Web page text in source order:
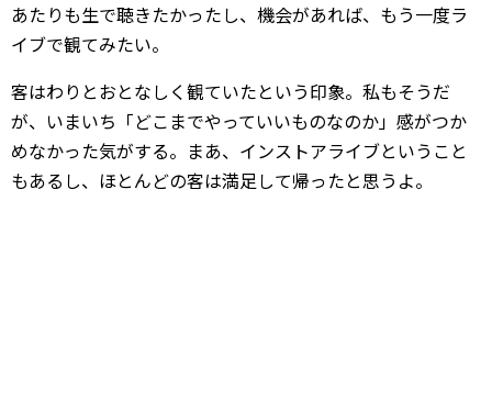
あたりも生で聴きたかったし、機会があれば、もう一度ラ
イブで観てみたい。
客はわりとおとなしく観ていたという印象。私もそうだ
が、いまいち「どこまでやっていいものなのか」感がつか
めなかった気がする。まあ、インストアライブということ
もあるし、ほとんどの客は満足して帰ったと思うよ。